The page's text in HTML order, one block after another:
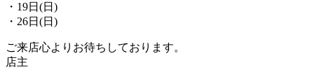
・19日(日)
・26日(日)
ご来店心よりお待ちしております。
店主